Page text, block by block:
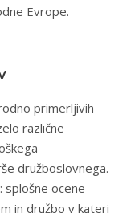
Evrope.
primerljivih
različne
družboslovnega.
splošne ocene
in družbo v kateri